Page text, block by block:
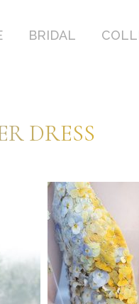
BRIDAL
DRESS